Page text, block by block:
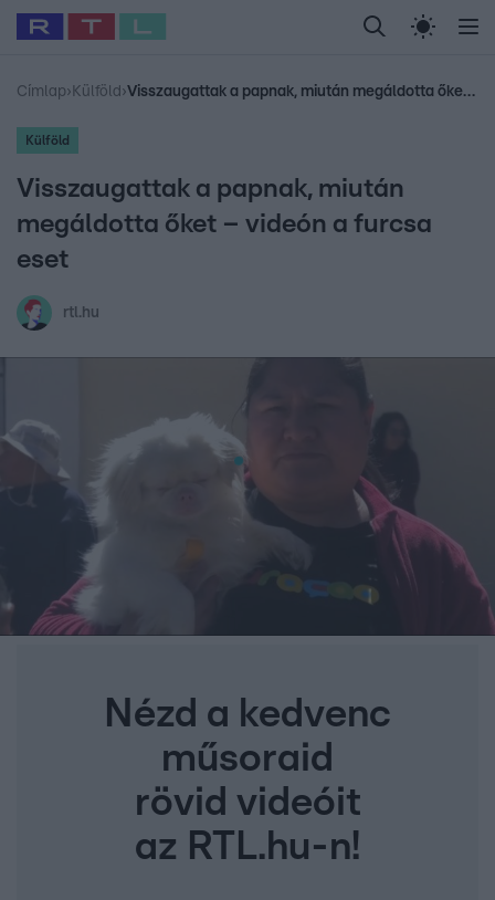
Legfrissebb RTL Híradó Randi Celeb vagyok,
Babits Marcella Most Wanted Gallusz
Címlap› Külföld › Visszaugattak a papnak, miután megáldotta őket – videón a furcsa eset
Külföld
Visszaugattak a papnak, miután
megáldotta őket – videón a furcsa
eset
rtl.hu
Nézd a kedvenc
műsoraid
rövid videóit
az RTL.hu-n!